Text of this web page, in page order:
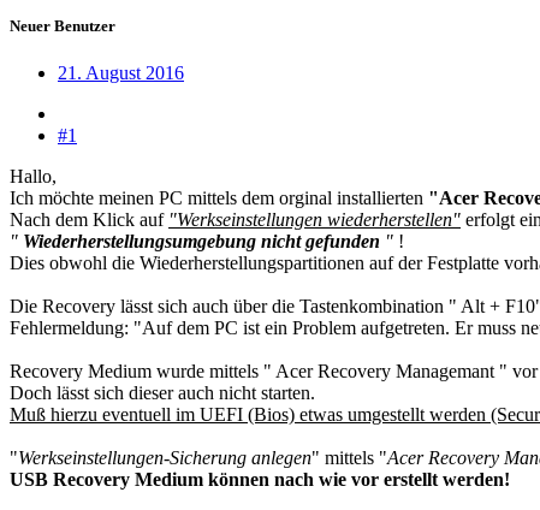
Neuer Benutzer
21. August 2016
#1
Hallo,
Ich möchte meinen PC mittels dem orginal installierten "Acer
Nach dem Klick auf "Werkseinstellungen wiederherstellen" erfolgt
" Wiederherstellungsumgebung nicht gefunden " !
Dies obwohl die Wiederherstellungspartitionen auf der Festplatte
Die Recovery lässt sich auch über die Tastenkombination " Alt +
Fehlermeldung: "Auf dem PC ist ein Problem aufgetreten. Er muss
Recovery Medium wurde mittels " Acer Recovery Managemant "
Doch lässt sich dieser auch nicht starten.
Muß hierzu eventuell im UEFI (Bios) etwas umgestellt werden
"Werkseinstellungen-Sicherung anlegen" mittels "Acer Recovery
USB Recovery Medium können nach wie vor erstellt werden!